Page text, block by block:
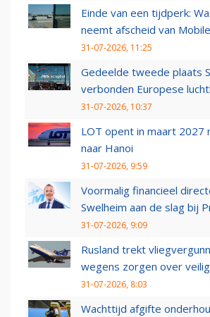
Einde van een tijdperk:
neemt afscheid van
31-07-2026, 11:25
Gedeelde tweede plaats
verbonden Europese
31-07-2026, 10:37
LOT opent in maart 2027
naar Hanoi
31-07-2026, 9:59
Voormalig financieel
Swelheim aan de slag bij
31-07-2026, 9:09
Rusland trekt
wegens zorgen over
31-07-2026, 8:03
Wachttijd afgifte